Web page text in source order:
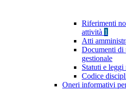
Riferimenti
attività 1
Atti
Documenti di
gestionale
Statuti e leggi
Codice
Oneri informativi